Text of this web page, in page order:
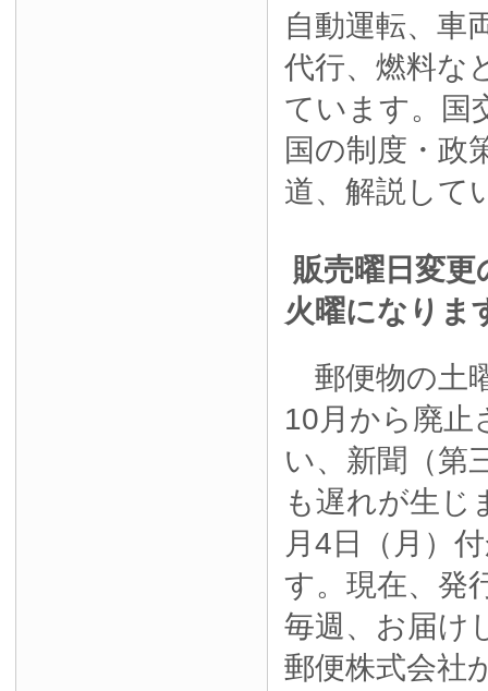
自動運転、車
代行、燃料な
ています。国
国の制度・政
道、解説して
販売曜日変
火曜になりま
郵便物の土
10月から廃止
い、新聞（第
も遅れが生じ
月4日（月）
す。現在、発
毎週、お届け
郵便株式会社